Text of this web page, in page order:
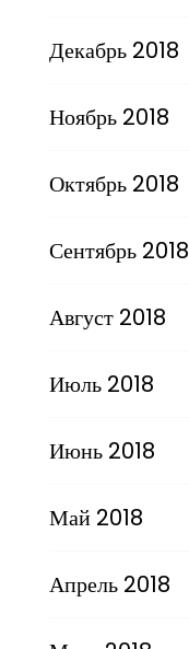
Декабрь 2018
Ноябрь 2018
Октябрь 2018
Сентябрь 2018
Август 2018
Июль 2018
Июнь 2018
Май 2018
Апрель 2018